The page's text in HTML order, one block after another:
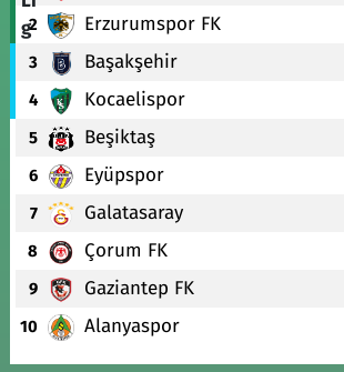
2 Erzurumspor FK
3 Başakşehir
4 Kocaelispor
5 Beşiktaş
6 Eyüpspor
7 Galatasaray
8 Çorum FK
9 Gaziantep FK
10 Alanyaspor